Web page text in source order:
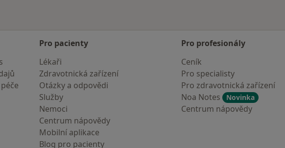
Pro pacienty
Lékaři
Zdravotnická zařízení
Otázky a odpovědi
Služby
Nemoci
Centrum nápovědy
Mobilní aplikace
Blog pro pacienty
Pro profesionály
Ceník
Pro specialisty
Pro zdravotnická zařízení
Noa Notes
Novinka
Centrum nápovědy